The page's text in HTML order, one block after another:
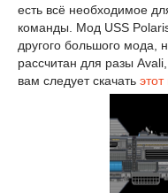
есть всё необходимое
команды. Мод USS
другого большого мода,
рассчитан для разы
вам следует скачать